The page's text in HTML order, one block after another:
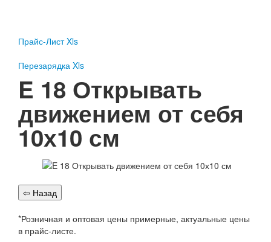
Перезарядка ОП
Перезарядка ОВП
Доставка
Оплата
Гарантии
О нас
Публичная оферта
Сертификаты
Вопрос-Ответ
Контакты
Прайс-Лист Xls
Перезарядка Xls
E 18 Открывать
движением от себя
10х10 см
*Розничная и оптовая цены примерные, актуальные цены
в прайс-листе.